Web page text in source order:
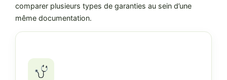
comparer plusieurs types de garanties au sein d’une
même documentation.